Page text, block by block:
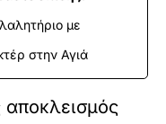
με
στην Αγιά
αποκλεισμός